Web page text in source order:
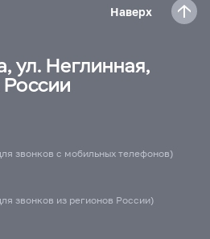
Наверх
ул. Неглинная,
России
звонков с мобильных телефонов)
звонков из регионов России)